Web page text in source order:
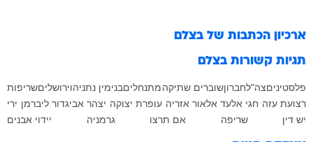
ארכיון הכתבות של בצלם
תגיות קשורות בצלם
פלסטיניםצה"לחברוןשוברים שתיקהמתנחליםבנימין נתניהוירושליםשריפות
רצועת עזה חגי אלעד אלאור אזריה עופרת יצוקה יצהר אביגדור ליברמן ירי
יש דין
שריפה אם תרצו גרמניה יידוי אבנים